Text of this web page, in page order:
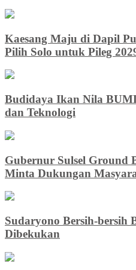
Kaesang Maju di Dapil
Pilih Solo untuk Pileg
Budidaya Ikan Nila
dan Teknologi
Gubernur Sulsel Ground
Minta Dukungan
Sudaryono Bersih-bersih
Dibekukan